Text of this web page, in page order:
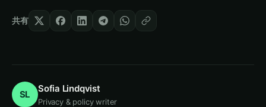
共有
SL
Sofia Lindqvist
Privacy & policy writer